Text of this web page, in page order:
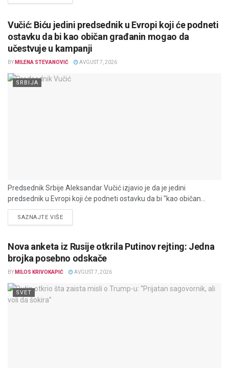
Vučić: Biću jedini predsednik u Evropi koji će podneti
ostavku da bi kao običan građanin mogao da
učestvuje u kampanji
BY MILENA STEVANOVIĆ AVGUST 7, 2026
SRBIJA
Predsednik Srbije Aleksandar Vučić izjavio je da je jedini
predsednik u Evropi koji će podneti ostavku da bi "kao običan...
SAZNAJTE VIŠEDETAILS
Nova anketa iz Rusije otkrila Putinov rejting: Jedna
brojka posebno odskače
BY MILOS KRIVOKAPIĆ AVGUST 7, 2026
SVET